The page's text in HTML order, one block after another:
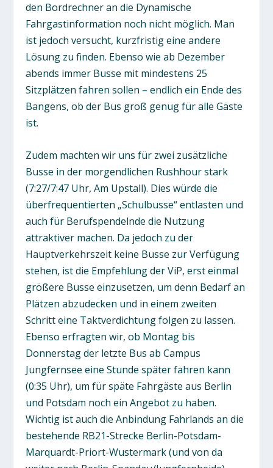
den Bordrechner an die Dynamische
Fahrgastinformation noch nicht möglich. Man
ist jedoch versucht, kurzfristig eine andere
Lösung zu finden. Ebenso wie ab Dezember
abends immer Busse mit mindestens 25
Sitzplätzen fahren sollen – endlich ein Ende des
Bangens, ob der Bus groß genug für alle Gäste
ist.
Zudem machten wir uns für zwei zusätzliche
Busse in der morgendlichen Rushhour stark
(7:27/7:47 Uhr, Am Upstall). Dies würde die
überfrequentierten „Schulbusse“ entlasten und
auch für Berufspendelnde die Nutzung
attraktiver machen. Da jedoch zu der
Hauptverkehrszeit keine Busse zur Verfügung
stehen, ist die Empfehlung der ViP, erst einmal
größere Busse einzusetzen, um denn Bedarf an
Plätzen abzudecken und in einem zweiten
Schritt eine Taktverdichtung folgen zu lassen.
Ebenso erfragten wir, ob Montag bis
Donnerstag der letzte Bus ab Campus
Jungfernsee eine Stunde später fahren kann
(0:35 Uhr), um für späte Fahrgäste aus Berlin
und Potsdam noch ein Angebot zu haben.
Wichtig ist auch die Anbindung Fahrlands an die
bestehende RB21-Strecke Berlin-Potsdam-
Marquardt-Priort-Wustermark (und von da